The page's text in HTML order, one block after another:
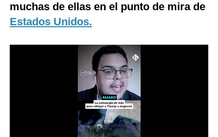
Internacional
Tecnología
Club del Suscriptor
muchas de ellas en el punto de mira de
Estados Unidos.